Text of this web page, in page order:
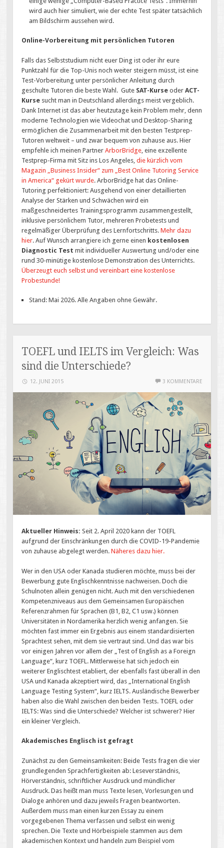
wird auch hier simuliert, wie der echte Test später tatsächlich
am Bildschirm aussehen wird.
Online-Vorbereitung mit persönlichen Tutoren
Falls das Selbststudium nicht euer Ding ist oder ihr eure
Punktzahl für die Top-Unis noch weiter steigern müsst, ist eine
Test-Vorbereitung unter persönlicher Anleitung durch
geschulte Tutoren die beste Wahl. Gute SAT-Kurse oderACT-
Kurse sucht man in Deutschland allerdings meist vergeblich.
Dank Internet ist das aber heutzutage kein Problem mehr, denn
moderne Technologien wie Videochat und Desktop-Sharing
ermöglichen die Zusammenarbeit mit den besten Testprep-
Tutoren weltweit – und zwar bequem von zuhause aus. Hier
empfehle ich meinen PartnerArborBridge , eine exzellente
Testprep-Firma mit Sitz ins Los Angeles,die kürzlich vom
Magazin „Business Insider“ zum „Best Online Tutoring Service
in America“ gekürt wurde. ArborBridge hat das Online-
Tutoring perfektioniert: Ausgehend von einer detaillierten
Analyse der Stärken und Schwächen wird ein
maßgeschneidertes Trainingsprogramm zusammengestellt,
inklusive persönlichem Tutor, mehreren Probetests und
regelmäßiger Überprüfung des Lernfortschritts.Mehr dazu
hier. Auf Wunsch arrangiere ich gerne einen kostenlosen
Diagnostic Test mit individueller Auswertung und/oder eine
rund 30-minütige kostenlose Demonstration des Unterrichts.
Überzeugt euch selbst und vereinbart eine kostenlose
Probestunde!
Stand: Mai 2026. Alle Angaben ohne Gewähr.
TOEFL und IELTS im Vergleich: Was
sind die Unterschiede?
12. JUNI 2015 3 KOMMENTARE
Aktueller Hinweis: Seit 2. April 2020 kann der TOEFL
aufgrund der Einschränkungen durch die COVID-19-Pandemie
von zuhause abgelegt werden.Näheres dazu hier.
Wer in den USA oder Kanada studieren möchte, muss bei der
Bewerbung gute Englischkenntnisse nachweisen. Doch die
Schulnoten allein genügen nicht. Auch mit den verschiedenen
Kompetenzniveaus aus dem Gemeinsamen Europäischen
Referenzrahmen für Sprachen (B1, B2, C1 usw.) können
Universitäten in Nordamerika herzlich wenig anfangen. Sie
möchten fast immer ein Ergebnis aus einem standardisierten
Sprachtest sehen, mit dem sie vertraut sind. Und das war bis
vor einigen Jahren vor allem der „Test of English as a Foreign
Language“, kurz TOEFL. Mittlerweise hat sich jedoch ein
weiterer Englischtest etabliert, der ebenfalls fast überall in den
USA und Kanada akzeptiert wird, das „International English
Language Testing System“, kurz IELTS. Ausländische Bewerber
haben also die Wahl zwischen den beiden Tests. TOEFL oder
IELTS: Was sind die Unterschiede? Welcher ist schwerer? Hier
ein kleiner Vergleich.
Akademisches Englisch ist gefragt
Zunächst zu den Gemeinsamkeiten: Beide Tests fragen die vier
grundlegenden Sprachfertigkeiten ab: Leseverständnis,
Hörverständnis, schriftlicher Ausdruck und mündlicher
Ausdruck. Das heißt man muss Texte lesen, Vorlesungen und
Dialoge anhören und dazu jeweils Fragen beantworten.
Außerdem muss man einen kurzen Essay zu einem
vorgegebenen Thema verfassen und selbst ein wenig
sprechen. Die Texte und Hörbeispiele stammen aus dem
akademischen Kontext und handeln zum Beispiel vom